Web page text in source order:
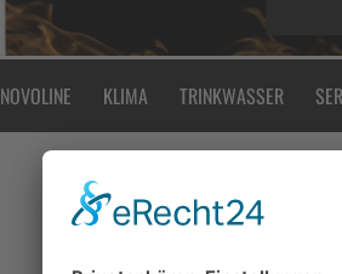
NOVOLINE KLIMA TRINKWASSER